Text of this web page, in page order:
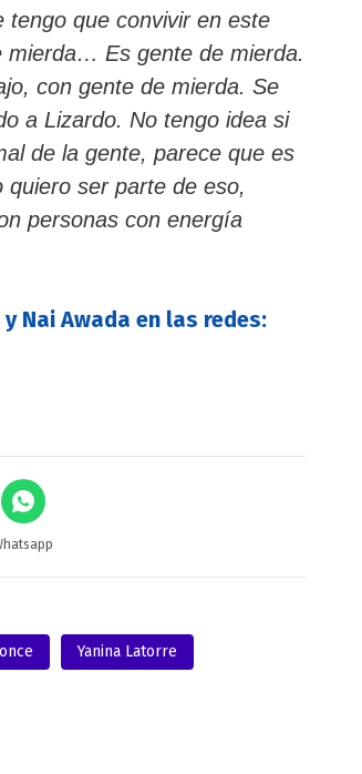
tengo que convivir en este
mierda… Es gente de mierda.
con gente de mierda. Se
a Lizardo. No tengo idea si
de la gente, parece que es
quiero ser parte de eso,
personas con energía
Nai Awada en las redes:
Yanina Latorre